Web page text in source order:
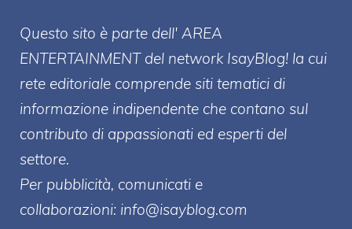
Questo sito è parte dell' AREA
ENTERTAINMENT del network IsayBlog! la cui
rete editoriale comprende siti tematici di
informazione indipendente che contano sul
contributo di appassionati ed esperti del
settore.
Per pubblicità, comunicati e
collaborazioni: info@isayblog.com